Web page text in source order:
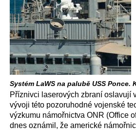
Systém LaWS na palubě USS Ponce.
Příznivci laserových zbraní oslavují
vývoji této pozoruhodné vojenské
výzkumu námořnictva ONR (Office
dnes oznámil, že americké